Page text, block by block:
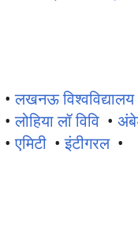
•लखनऊ विश्वविद्यालय
•लोहिया लॉ विवि •
•एमिटी •इंटीगरल•